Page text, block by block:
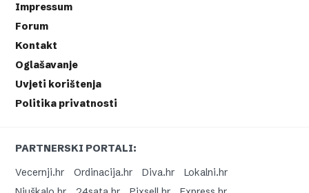
Impressum
Forum
Kontakt
Oglašavanje
Uvjeti korištenja
Politika privatnosti
PARTNERSKI PORTALI:
Vecernji.hr
Ordinacija.hr Diva.hr
Lokalni.hr